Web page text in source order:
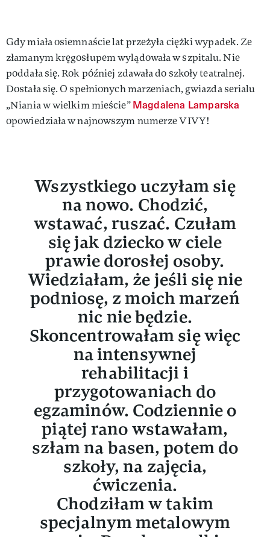
Gdy miała osiemnaście lat przeżyła ciężki wypadek. Ze
złamanym kręgosłupem wylądowała w szpitalu. Nie
poddała się. Rok później zdawała do szkoły teatralnej.
Dostała się. O spełnionych marzeniach, gwiazda serialu
„Niania w wielkim mieście”Magdalena Lamparska
opowiedziała w najnowszym numerze VIVY!
Wszystkiego uczyłam się
na nowo. Chodzić,
wstawać, ruszać. Czułam
się jak dziecko w ciele
prawie dorosłej osoby.
Wiedziałam, że jeśli się nie
podniosę, z moich marzeń
nic nie będzie.
Skoncentrowałam się więc
na intensywnej
rehabilitacji i
przygotowaniach do
egzaminów. Codziennie o
piątej rano wstawałam,
szłam na basen, potem do
szkoły, na zajęcia,
ćwiczenia.
Chodziłam w takim
specjalnym metalowym